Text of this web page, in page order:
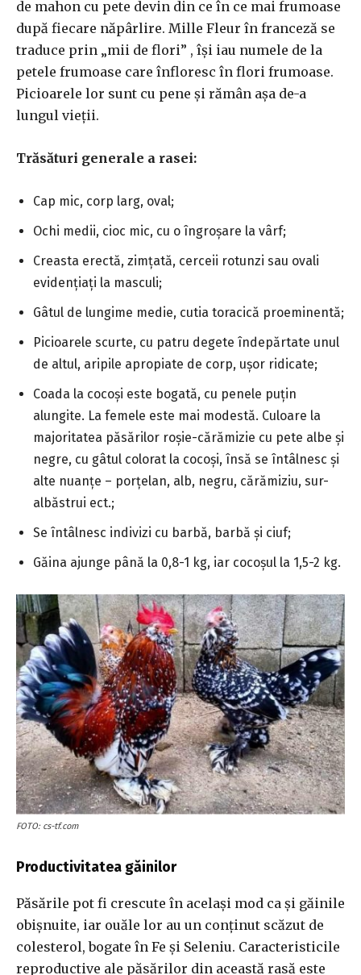
de mahon cu pete devin din ce în ce mai frumoase
după fiecare năpârlire. Mille Fleur în franceză se
traduce prin „mii de flori” , își iau numele de la
petele frumoase care înfloresc în flori frumoase.
Picioarele lor sunt cu pene și rămân așa de-a
lungul vieții.
Trăsături generale a rasei:
Cap mic, corp larg, oval;
Ochi medii, cioc mic, cu o îngroșare la vârf;
Creasta erectă, zimțată, cerceii rotunzi sau ovali
evidențiați la masculi;
Gâtul de lungime medie, cutia toracică proeminentă;
Picioarele scurte, cu patru degete îndepărtate unul
de altul, aripile apropiate de corp, ușor ridicate;
Coada la cocoși este bogată, cu penele puțin
alungite. La femele este mai modestă. Culoare la
majoritatea păsărilor roșie-cărămizie cu pete albe și
negre, cu gâtul colorat la cocoși, însă se întâlnesc și
alte nuanțe – porțelan, alb, negru, cărămiziu, sur-
albăstrui ect.;
Se întâlnesc indivizi cu barbă, barbă și ciuf;
Găina ajunge până la 0,8-1 kg, iar cocoșul la 1,5-2 kg.
FOTO: cs-tf.com
Productivitatea găinilor
Păsările pot fi crescute în același mod ca și găinile
obișnuite, iar ouăle lor au un conținut scăzut de
colesterol, bogate în Fe și Seleniu. Caracteristicile
reproductive ale păsărilor din această rasă este